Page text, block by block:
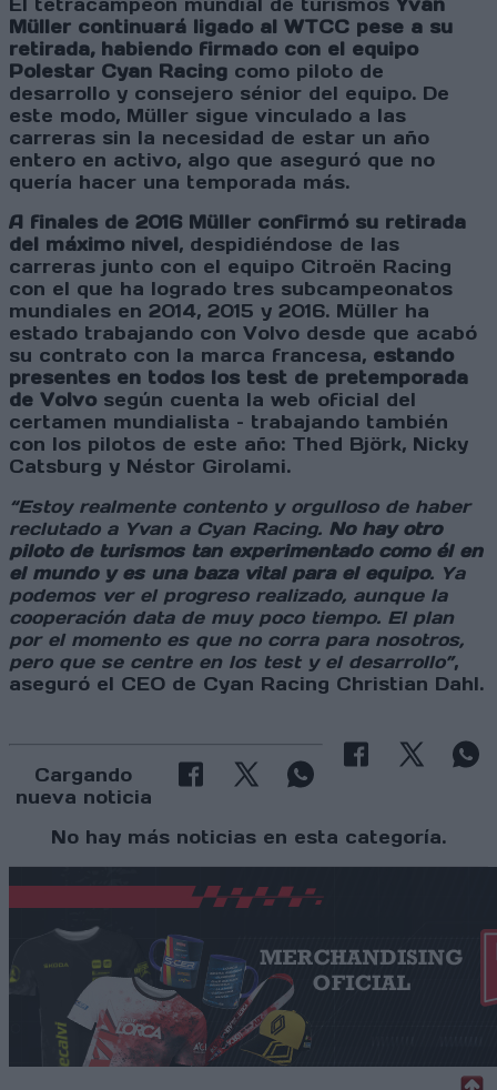
El tetracampeón mundial de turismos Yvan
Müller continuará ligado al WTCC pese a su
retirada, habiendo firmado con el equipo
Polestar Cyan Racing como piloto de
desarrollo y consejero sénior del equipo. De
este modo, Müller sigue vinculado a las
carreras sin la necesidad de estar un año
entero en activo, algo que aseguró que no
quería hacer una temporada más.
A finales de 2016 Müller confirmó su retirada
del máximo nivel, despidiéndose de las
carreras junto con el equipo Citroën Racing
con el que ha logrado tres subcampeonatos
mundiales en 2014, 2015 y 2016. Müller ha
estado trabajando con Volvo desde que acabó
su contrato con la marca francesa, estando
presentes en todos los test de pretemporada
de Volvo según cuenta la web oficial del
certamen mundialista – trabajando también
con los pilotos de este año: Thed Björk, Nicky
Catsburg y Néstor Girolami.
“Estoy realmente contento y orgulloso de haber
reclutado a Yvan a Cyan Racing. No hay otro
piloto de turismos tan experimentado como él en
el mundo y es una baza vital para el equipo. Ya
podemos ver el progreso realizado, aunque la
cooperación data de muy poco tiempo. El plan
por el momento es que no corra para nosotros,
pero que se centre en los test y el desarrollo”,
aseguró el CEO de Cyan Racing Christian Dahl.
Cargando
nueva noticia
No hay más noticias en esta categoría.